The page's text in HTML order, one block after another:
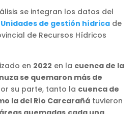
se integran los datos del
de gestión hídrica de
de Recursos Hídricos
en 2022 en la cuenca de la
se quemaron más de
su parte, tanto la cuenca de
la del Río Carcarañá tuvieron